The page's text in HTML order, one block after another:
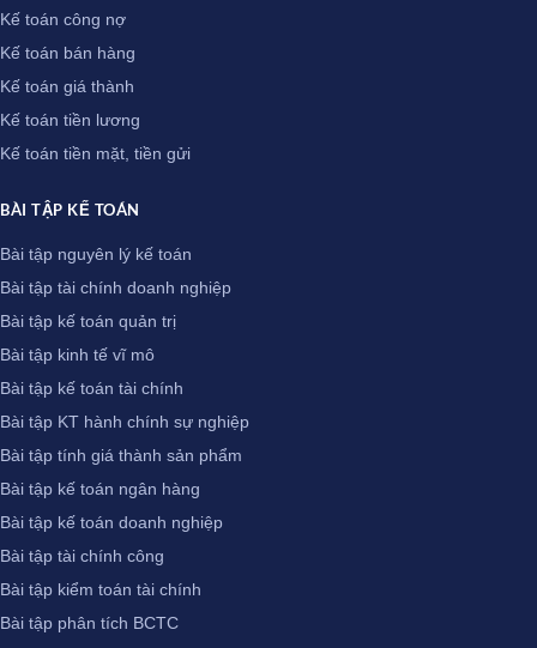
Kế toán công nợ
Kế toán bán hàng
Kế toán giá thành
Kế toán tiền lương
Kế toán tiền mặt, tiền gửi
BÀI TẬP KẾ TOÁN
Bài tập nguyên lý kế toán
Bài tập tài chính doanh nghiệp
Bài tập kế toán quản trị
Bài tập kinh tế vĩ mô
Bài tập kế toán tài chính
Bài tập KT hành chính sự nghiệp
Bài tập tính giá thành sản phẩm
Bài tập kế toán ngân hàng
Bài tập kế toán doanh nghiệp
Bài tập tài chính công
Bài tập kiểm toán tài chính
Bài tập phân tích BCTC